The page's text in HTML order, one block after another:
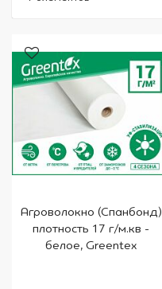
Агроволокно (Спанбонд)
плотность 17 г/м.кв -
белое, Greentex